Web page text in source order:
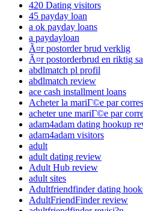
420 Dating visitors
45 payday loan
a ok payday loans
a paydayloan
Ã¤r postorder brud verklig
Ã¤r postorderbrud en riktig
abdlmatch pl profil
abdlmatch review
ace cash installment loans
Acheter la mariГ©e par
acheter une mariГ©e par
adam4adam dating hookup
adam4adam visitors
adult
adult dating review
Adult Hub review
adult sites
Adultfriendfinder dating
AdultFriendFinder review